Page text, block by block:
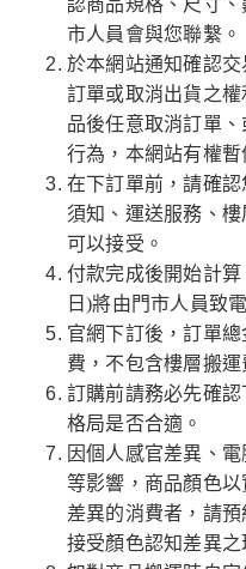
市人員會與您聯繫。
於本網站通知確認
訂單或取消出貨之
品後任意取消訂單
行為，本網站有權暫
在下訂單前，請確
須知、運送服務、
可以接受。
付款完成後開始計
日)將由門市人員致
官網下訂後，訂單
費，不包含樓層搬運
訂購前請務必先確
格局是否合適。
因個人感官差異、
等影響，商品顏色
差異的消費者，請
接受顏色認知差異之